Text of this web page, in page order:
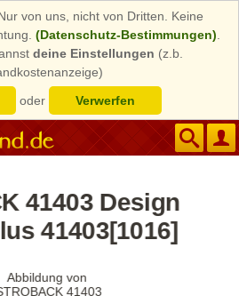
von uns, nicht von Dritten. Keine
(Datenschutz-Bestimmungen)
deine Einstellungen (z.b.
oder Verwerfen
41403 Design
41403[1016]